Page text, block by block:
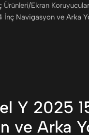
Ürünleri Ekran Koruyucular
İnç Navigasyon ve Arka
Y 2025
ve Arka